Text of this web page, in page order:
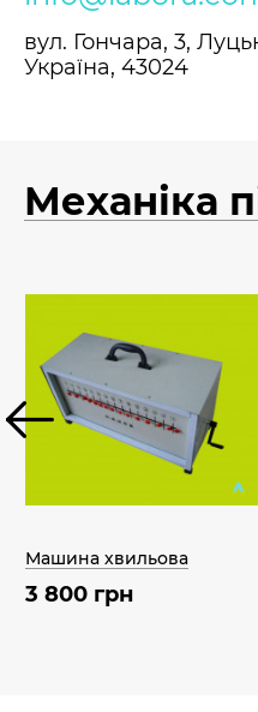
вул. Гончара, 3,
Україна, 43024
Механіка
Машина хвильова
3 800 грн